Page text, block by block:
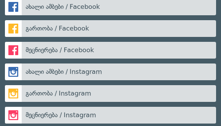
ახალი ამბები / Facebook
გართობა / Facebook
მეცნიერება / Facebook
ახალი ამბები / Instagram
გართობა / Instagram
მეცნიერება / Instagram